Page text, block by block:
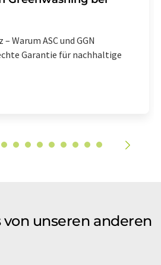
Warum ASC und GGN
Garantie für nachhaltige
unseren anderen